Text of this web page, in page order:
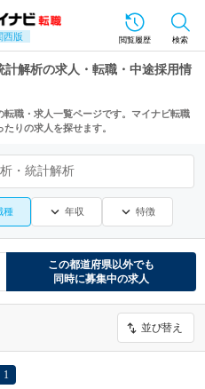
西版 閲覧履歴 検索
解析の求人・転職・中途採用情
職・求人一覧ページです。マイナビ転職
りの求人を探せます。
・統計解析
種 年収 特徴
この都道府県以外でも
同時に募集中の求人
並び替え
1